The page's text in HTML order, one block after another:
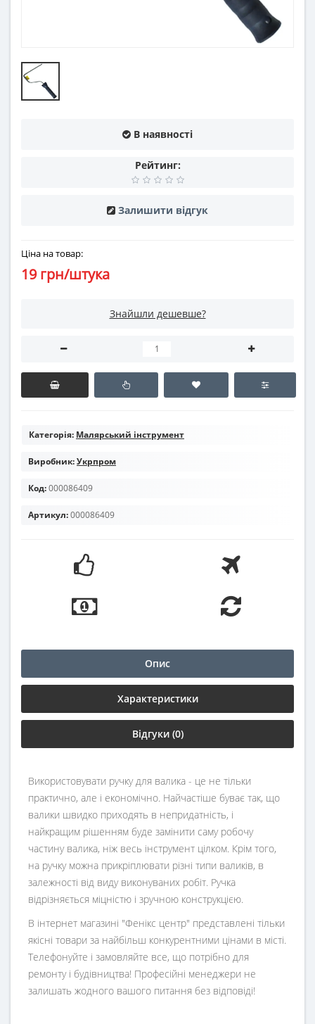
В наявності
Рейтинг:
Залишити відгук
Ціна на товар:
19 грн/штука
Знайшли дешевше?
Категорія: Малярський інструмент
Виробник:Укрпром
Код:000086409
Артикул:000086409
Опис
Характеристики
Відгуки (0)
Використовувати ручку для валика - це не тільки
практично, але і економічно. Найчастіше буває так, що
валики швидко приходять в непридатність, і
найкращим рішенням буде замінити саму робочу
частину валика, ніж весь інструмент цілком. Крім того,
на ручку можна прикріплювати різні типи валиків, в
залежності від виду виконуваних робіт. Ручка
відрізняється міцністю і зручною конструкцією.
В інтернет магазині "Фенікс центр" представлені тільки
якісні товари за найбільш конкурентними цінами в місті.
Телефонуйте і замовляйте все, що потрібно для
ремонту і будівництва! Професійні менеджери не
залишать жодного вашого питання без відповіді!